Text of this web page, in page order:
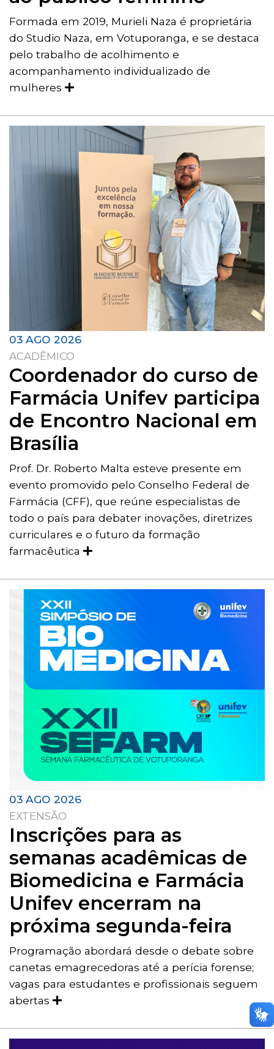
Formada em 2019, Murieli Naza é proprietária
do Studio Naza, em Votuporanga, e se destaca
pelo trabalho de acolhimento e
acompanhamento individualizado de
mulheres
03 AGO 2026
ACADÊMICO
Coordenador do curso de
Farmácia Unifev participa
de Encontro Nacional em
Brasília
Prof. Dr. Roberto Malta esteve presente em
evento promovido pelo Conselho Federal de
Farmácia (CFF), que reúne especialistas de
todo o país para debater inovações, diretrizes
curriculares e o futuro da formação
farmacêutica
03 AGO 2026
EXTENSÃO
Inscrições para as
semanas acadêmicas de
Biomedicina e Farmácia
Unifev encerram na
próxima segunda-feira
Programação abordará desde o debate sobre
canetas emagrecedoras até a perícia forense;
vagas para estudantes e profissionais seguem
abertas